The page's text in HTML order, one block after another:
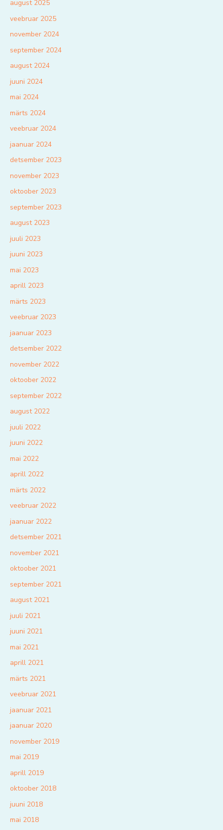
august 2025
veebruar 2025
november 2024
september 2024
august 2024
juuni 2024
mai 2024
märts 2024
veebruar 2024
jaanuar 2024
detsember 2023
november 2023
oktoober 2023
september 2023
august 2023
juuli 2023
juuni 2023
mai 2023
aprill 2023
märts 2023
veebruar 2023
jaanuar 2023
detsember 2022
november 2022
oktoober 2022
september 2022
august 2022
juuli 2022
juuni 2022
mai 2022
aprill 2022
märts 2022
veebruar 2022
jaanuar 2022
detsember 2021
november 2021
oktoober 2021
september 2021
august 2021
juuli 2021
juuni 2021
mai 2021
aprill 2021
märts 2021
veebruar 2021
jaanuar 2021
jaanuar 2020
november 2019
mai 2019
aprill 2019
oktoober 2018
juuni 2018
mai 2018